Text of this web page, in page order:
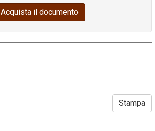
Acquista il documento
Stampa